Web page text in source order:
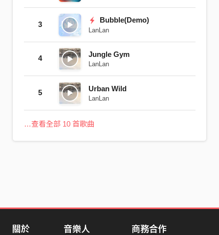
3
Bubble(Demo)
LanLan
4 Jungle Gym
LanLan
5 Urban Wild
LanLan
…查看全部 10 首歌曲
關於 音樂人 商務合作